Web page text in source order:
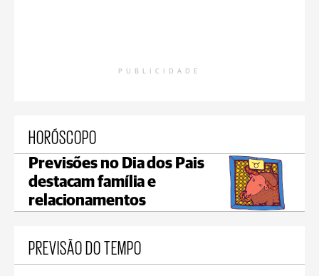
PUBLICIDADE
HORÓSCOPO
Previsões no Dia dos Pais
destacam família e
relacionamentos
PREVISÃO DO TEMPO